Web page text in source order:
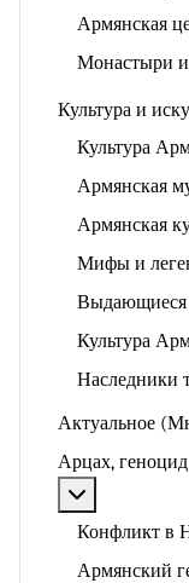
Армянская
Монастыри
Культура и
Культура
Армянская
Армянская
Мифы и
Выдающиеся
Культура
Наследники
Актуальное
Арцах,
Конфликт в
Армянский